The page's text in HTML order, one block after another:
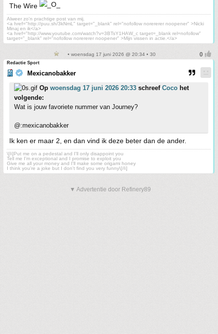
The Wire
Alweer zo'n prachtige post van mij.
<a href="http://puu.sh/3kNmL" target="_blank" rel="nofollow norererer noopener" >Nicki
Minaj en ik</a>
<a href="http://www.youtube.com/watch?v=3BTsY1HAW_c target=_blank rel=nofollow"
target="_blank" rel="nofollow norererer noopener" >Mijn vissen in actie.</a>
• woensdag 17 juni 2026 @ 20:34 • 30
Redactie Sport
Mexicanobakker
Op woensdag 17 juni 2026 20:33 schreef Coco het
volgende:
Wat is jouw favoriete nummer van Journey?
@:mexicanobakker
Ik ken er maar 2, en dan vind ik deze beter dan de ander.
\[i\]Put me on a pedestal and I'll only disappoint you
Tell me I'm exceptional and I promise to exploit you
Give me all your money and I'll make some origami honey
I think you're a joke but I don't find you very funny\[/i\]
▼ Advertentie door Refinery89